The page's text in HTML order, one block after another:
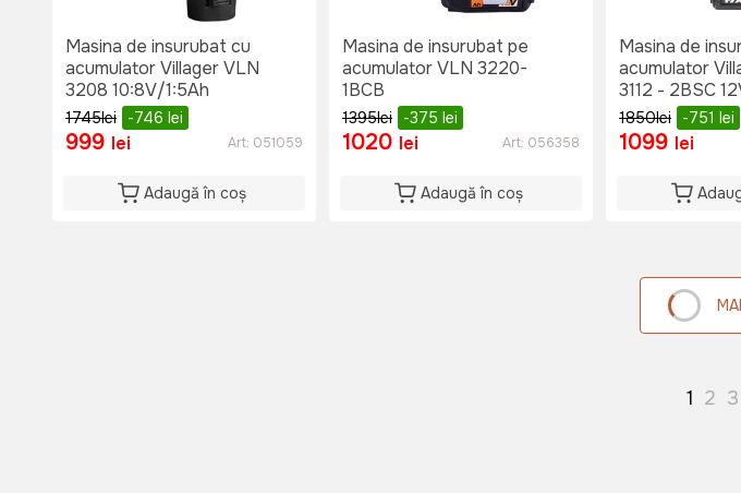
Masina de insurubat cu
acumulator Villager VLN
3208 10:8V/1:5Ah
1745lei -746 lei
999 lei Art: 051059
Adaugă în coș
Masina de insurubat pe
acumulator VLN 3220-
1BCB
1395lei -375 lei
1020 lei Art: 056358
Adaugă în coș
Masina de
acumulator
3112 - 2BSC
1850lei -751 lei
1099 lei
1 2 3